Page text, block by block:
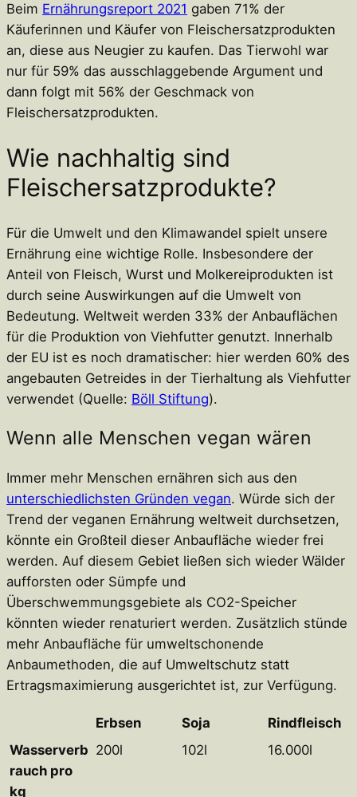
Beim Ernährungsreport 2021 gaben 71% der
Käuferinnen und Käufer von Fleischersatzprodukten
an, diese aus Neugier zu kaufen. Das Tierwohl war
nur für 59% das ausschlaggebende Argument und
dann folgt mit 56% der Geschmack von
Fleischersatzprodukten.
Wie nachhaltig sind
Fleischersatzprodukte?
Für die Umwelt und den Klimawandel spielt unsere
Ernährung eine wichtige Rolle. Insbesondere der
Anteil von Fleisch, Wurst und Molkereiprodukten ist
durch seine Auswirkungen auf die Umwelt von
Bedeutung. Weltweit werden 33% der Anbauflächen
für die Produktion von Viehfutter genutzt. Innerhalb
der EU ist es noch dramatischer: hier werden 60% des
angebauten Getreides in der Tierhaltung als Viehfutter
verwendet (Quelle: Böll Stiftung).
Wenn alle Menschen vegan wären
Immer mehr Menschen ernähren sich aus den
unterschiedlichsten Gründen vegan. Würde sich der
Trend der veganen Ernährung weltweit durchsetzen,
könnte ein Großteil dieser Anbaufläche wieder frei
werden. Auf diesem Gebiet ließen sich wieder Wälder
aufforsten oder Sümpfe und
Überschwemmungsgebiete als CO2-Speicher
könnten wieder renaturiert werden. Zusätzlich stünde
mehr Anbaufläche für umweltschonende
Anbaumethoden, die auf Umweltschutz statt
Ertragsmaximierung ausgerichtet ist, zur Verfügung.
Erbsen Soja
Rindfleisch
Wasserverb
rauch pro
kg
200l 102l 16.000l